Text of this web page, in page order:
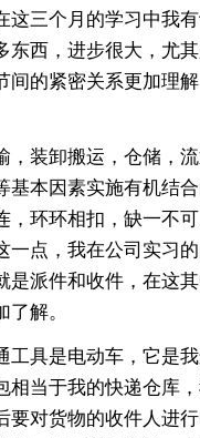
这三个月的学习中我
东西，进步很大，尤
间的紧密关系更加理
，装卸搬运，仓储，流
基本因素实施有机结
，环环相扣，缺一不
一点，我在公司实习的
是派件和收件，在这
解。
工具是电动车，它是
相当于我的快递仓库
要对货物的收件人进